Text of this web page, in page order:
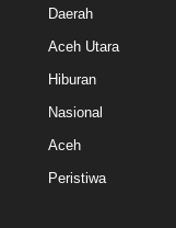
Daerah
Aceh Utara
Hiburan
Nasional
Aceh
Peristiwa